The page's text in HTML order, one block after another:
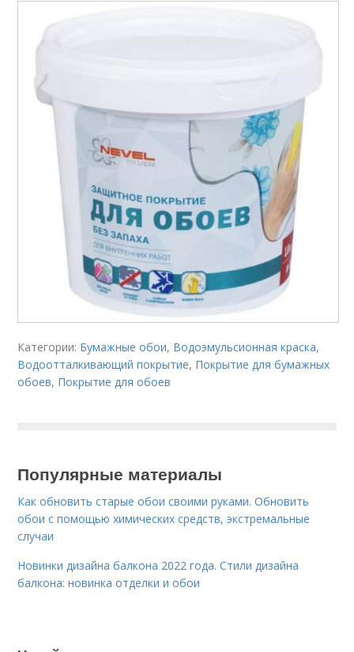
Категории: Бумажные обои, Водоэмульсионная краска,
Водоотталкивающий покрытие, Покрытие для бумажных
обоев, Покрытие для обоев
Популярные материалы
Как обновить старые обои своими руками. Обновить
обои с помощью химических средств, экстремальные
случаи
Новинки дизайна балкона 2022 года. Стили дизайна
балкона: новинка отделки и обои